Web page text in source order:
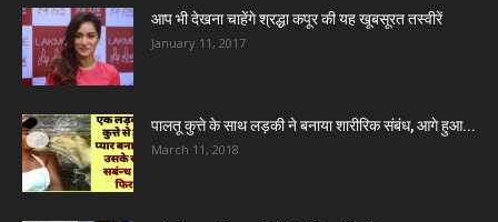
आप भी देखना चाहेंगे श्रद्धा कपूर की यह खूबसूरत तस्वीरें
January 11, 2017
पालतू कुत्ते के साथ लड़की ने बनाया शारीरिक संबंध, आगे हुआ...
March 11, 2018